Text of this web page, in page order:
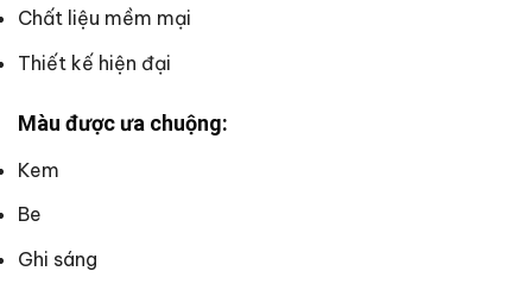
Chất liệu mềm mại
Thiết kế hiện đại
Màu được ưa chuộng:
Kem
Be
Ghi sáng